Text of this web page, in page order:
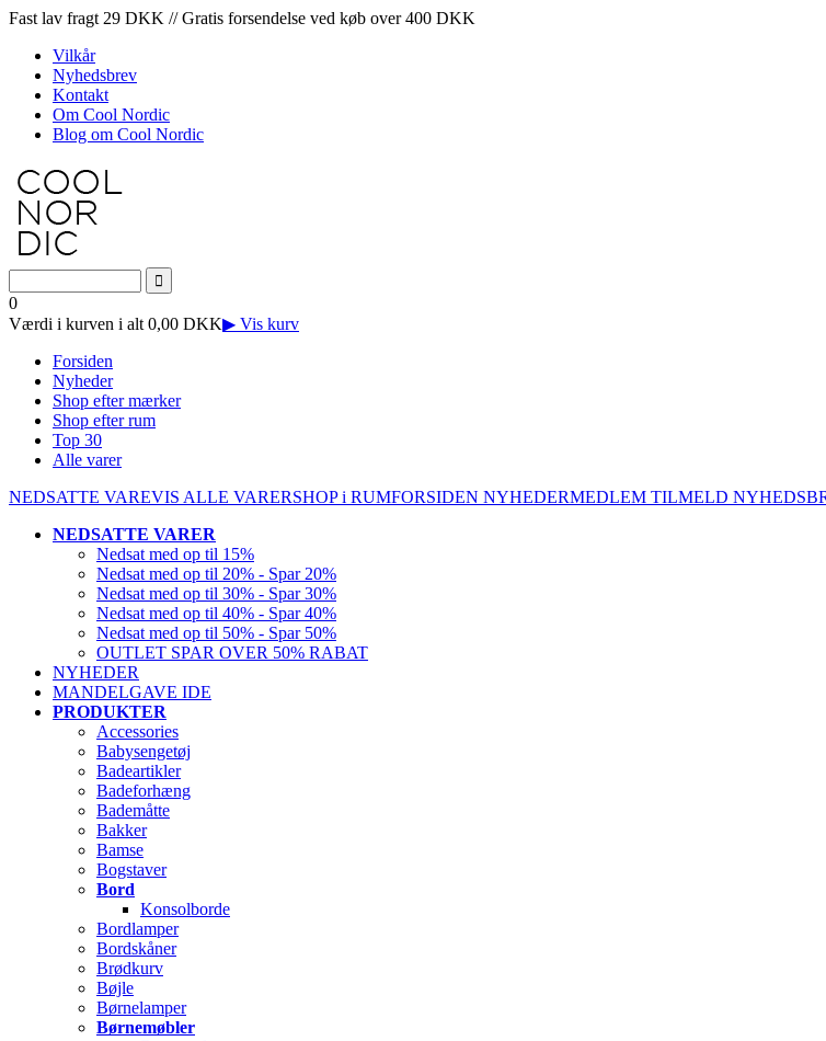
Fast lav fragt 29 DKK // Gratis forsendelse ved køb over 400 DKK
Vilkår
Nyhedsbrev
Kontakt
Om Cool Nordic
Blog om Cool Nordic
0
Værdi i kurven i alt 0,00 DKK▶ Vis kurv
Forsiden
Nyheder
Shop efter mærker
Shop efter rum
Top 30
Alle varer
NEDSATTE VAREVIS ALLE VARERSHOP i RUMFORSIDEN NYHEDERMEDLEM TILMELD
NEDSATTE VARER
Nedsat med op til 15%
Nedsat med op til 20% - Spar 20%
Nedsat med op til 30% - Spar 30%
Nedsat med op til 40% - Spar 40%
Nedsat med op til 50% - Spar 50%
OUTLET SPAR OVER 50% RABAT
NYHEDER
MANDELGAVE IDE
PRODUKTER
Accessories
Babysengetøj
Badeartikler
Badeforhæng
Bademåtte
Bakker
Bamse
Bogstaver
Bord
Konsolborde
Bordlamper
Bordskåner
Brødkurv
Bøjle
Børnelamper
Børnemøbler